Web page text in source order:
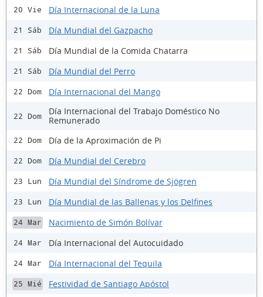
20 Vie Día Internacional de la Luna
21 Sáb Día Mundial del Gazpacho
21 Sáb Día Mundial de la Comida Chatarra
21 Sáb Día Mundial del Perro
22 Dom Día Internacional del Mango
22 Dom
Día Internacional del Trabajo Doméstico No
Remunerado
22 Dom Día de la Aproximación de Pi
22 Dom Día Mundial del Cerebro
23 Lun Día Mundial del Síndrome de Sjögren
23 Lun Día Mundial de las Ballenas y los Delfines
24 Mar Nacimiento de Simón Bolívar
24 Mar Día Internacional del Autocuidado
24 Mar Día Internacional del Tequila
25 Mié Festividad de Santiago Apóstol